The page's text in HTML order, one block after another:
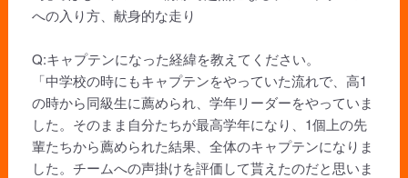
への入り方、献身的な走り
Q:キャプテンになった経緯を教えてください。
「中学校の時にもキャプテンをやっていた流れで、高1
の時から同級生に薦められ、学年リーダーをやっていま
した。そのまま自分たちが最高学年になり、1個上の先
輩たちから薦められた結果、全体のキャプテンになりま
した。チームへの声掛けを評価して貰えたのだと思いま